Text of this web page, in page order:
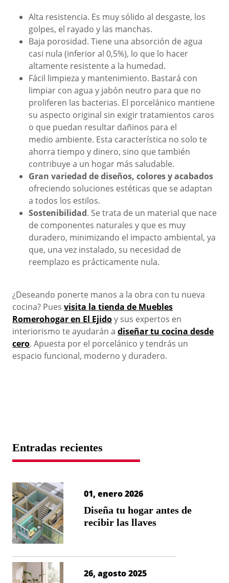
Alta resistencia. Es muy sólido al desgaste, los
golpes, el rayado y las manchas.
Baja porosidad. Tiene una absorción de agua
casi nula (inferior al 0,5%), lo que lo hacer
altamente resistente a la humedad.
Fácil limpieza y mantenimiento. Bastará con
limpiar con agua y jabón neutro para que no
proliferen las bacterias. El porcelánico mantiene
su aspecto original sin exigir tratamientos caros
o que puedan resultar dañinos para el
medio ambiente. Esta característica no solo te
ahorra tiempo y dinero, sino que también
contribuye a un hogar más saludable.
Gran variedad de diseños, colores y acabados
ofreciendo soluciones estéticas que se adaptan
a todos los estilos.
Sostenibilidad. Se trata de un material que nace
de componentes naturales y que es muy
duradero, minimizando el impacto ambiental, ya
que, una vez instalado, su necesidad de
reemplazo es prácticamente nula.
¿Deseando ponerte manos a la obra con tu nueva
cocina? Pues visita la tienda de Muebles
Romerohogar en El Ejidoy sus expertos en
interiorismo te ayudarán a diseñar tu cocina desde
cero. Apuesta por el porcelánico y tendrás un
espacio funcional, moderno y duradero.
Entradas recientes
01, enero 2026
Diseña tu hogar antes de
recibir las llaves
26, agosto 2025